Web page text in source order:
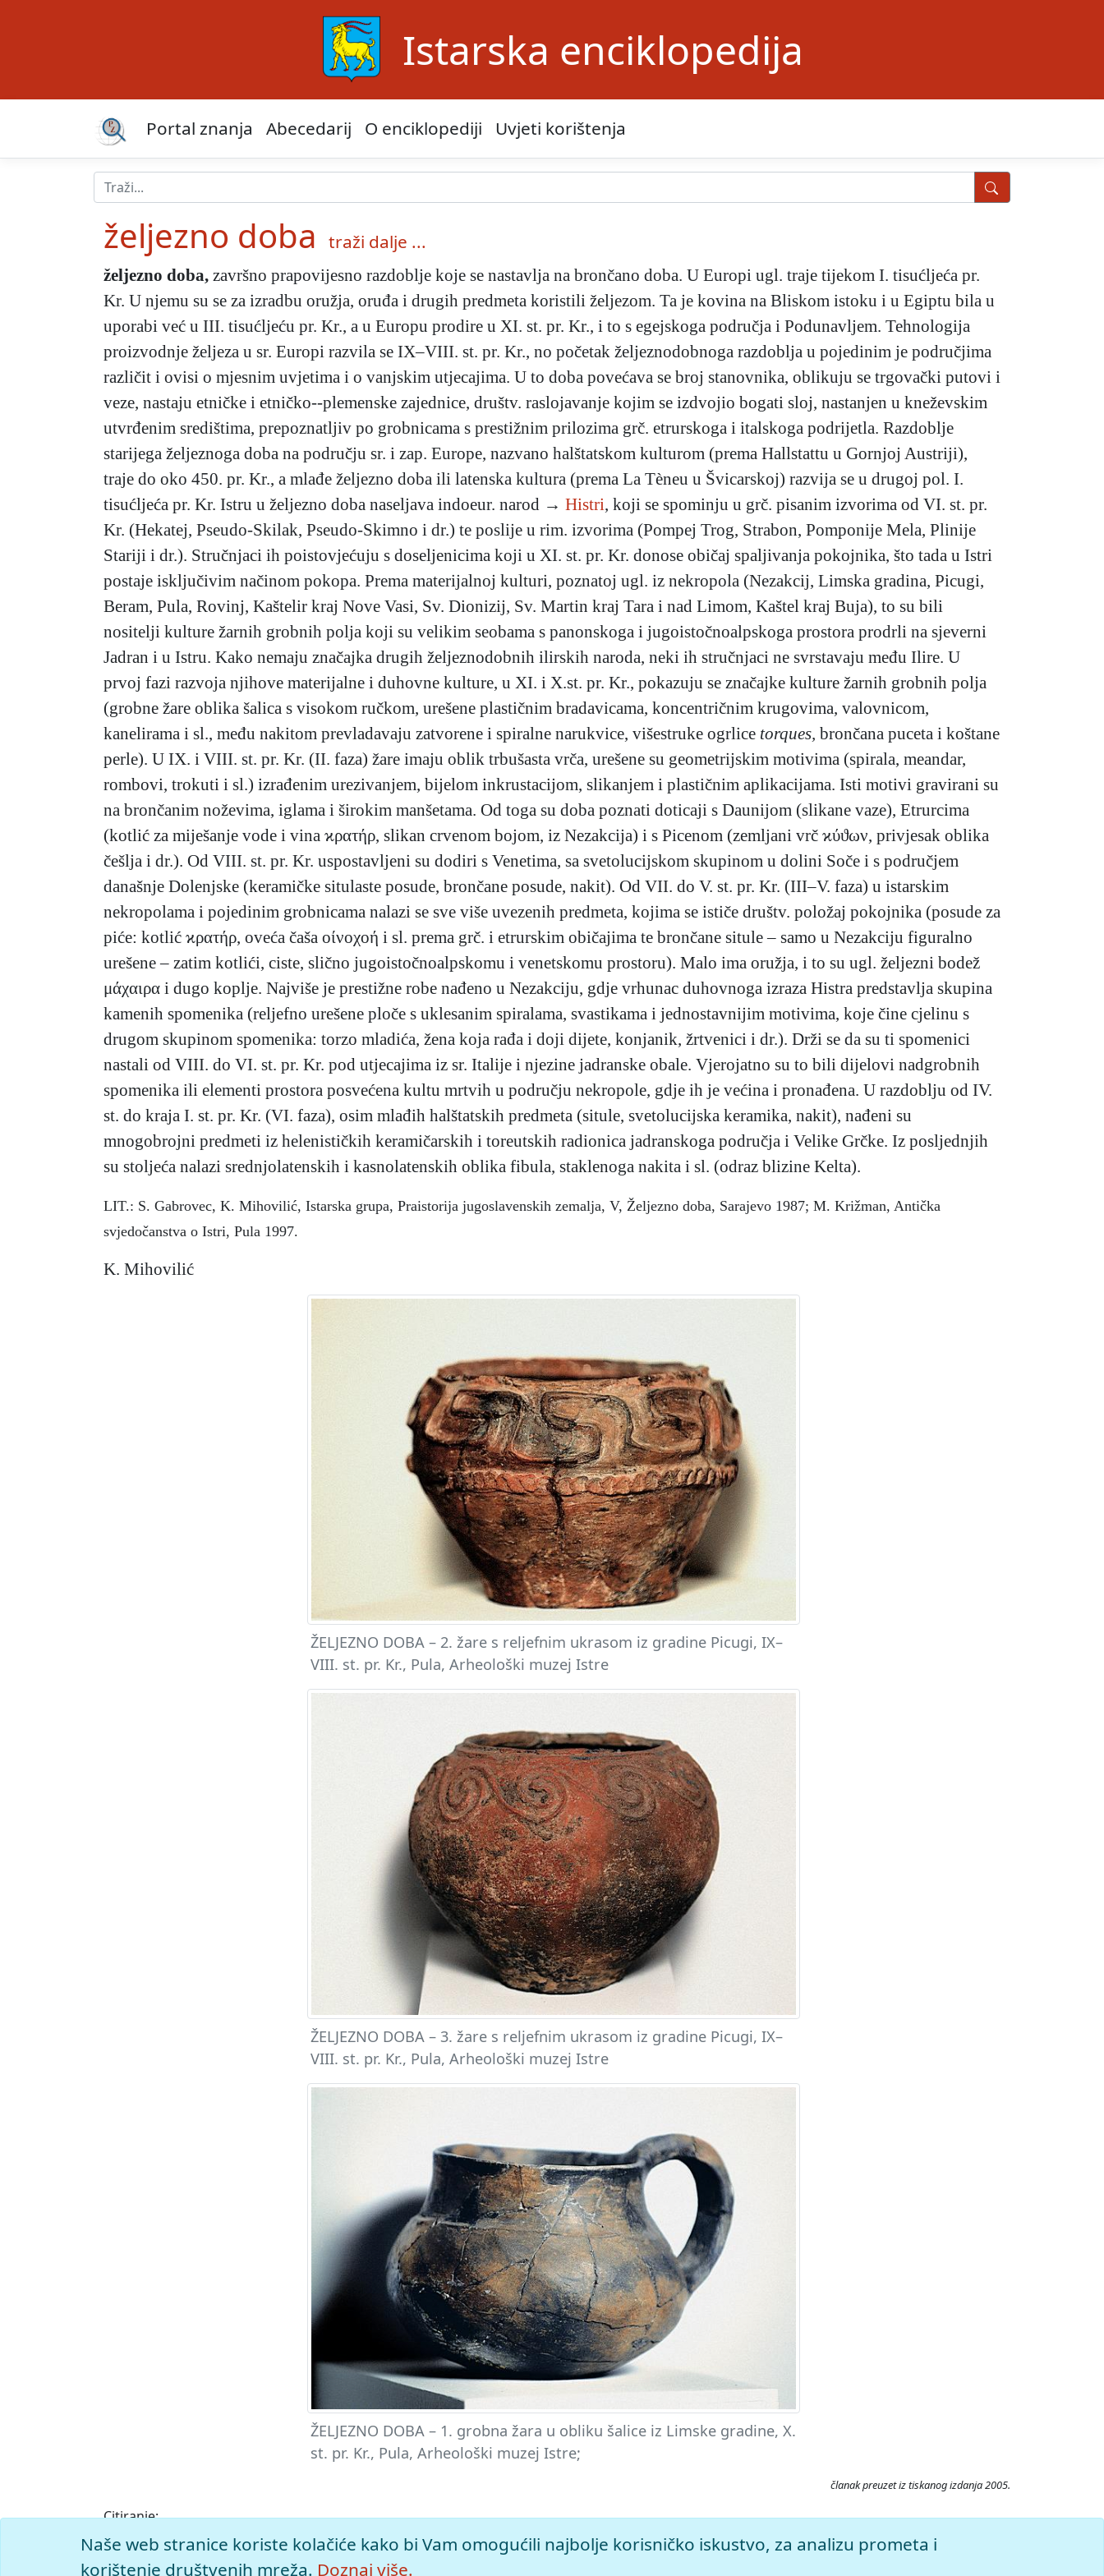
Istarska enciklopedija
Portal znanja Abecedarij O enciklopediji Uvjeti korištenja
željezno doba traži dalje ...
željezno doba, završno prapovijesno razdoblje koje se nastavlja na brončano doba. U Europi ugl. traje tijekom I. tisućljeća pr.
Kr. U njemu su se za izradbu oružja, oruđa i drugih predmeta koristili željezom. Ta je kovina na Bliskom istoku i u Egiptu bila u
uporabi već u III. tisućljeću pr. Kr., a u Europu prodire u XI. st. pr. Kr., i to s egejskoga područja i Podunavljem. Tehnologija
proizvodnje željeza u sr. Europi razvila se IX–VIII. st. pr. Kr., no početak željeznodobnoga razdoblja u pojedinim je područjima
različit i ovisi o mjesnim uvjetima i o vanjskim utjecajima. U to doba povećava se broj stanovnika, oblikuju se trgovački putovi i
veze, nastaju etničke i etničko--plemenske zajednice, društv. raslojavanje kojim se izdvojio bogati sloj, nastanjen u kneževskim
utvrđenim središtima, prepoznatljiv po grobnicama s prestižnim prilozima grč. etrurskoga i italskoga podrijetla. Razdoblje
starijega željeznoga doba na području sr. i zap. Europe, nazvano halštatskom kulturom (prema Hallstattu u Gornjoj Austriji),
traje do oko 450. pr. Kr., a mlađe željezno doba ili latenska kultura (prema La Tèneu u Švicarskoj) razvija se u drugoj pol. I.
tisućljeća pr. Kr. Istru u željezno doba naseljava indoeur. narod → Histri, koji se spominju u grč. pisanim izvorima od VI. st. pr.
Kr. (Hekatej, Pseudo-Skilak, Pseudo-Skimno i dr.) te poslije u rim. izvorima (Pompej Trog, Strabon, Pomponije Mela, Plinije
Stariji i dr.). Stručnjaci ih poistovjećuju s doseljenicima koji u XI. st. pr. Kr. donose običaj spaljivanja pokojnika, što tada u Istri
postaje isključivim načinom pokopa. Prema materijalnoj kulturi, poznatoj ugl. iz nekropola (Nezakcij, Limska gradina, Picugi,
Beram, Pula, Rovinj, Kaštelir kraj Nove Vasi, Sv. Dionizij, Sv. Martin kraj Tara i nad Limom, Kaštel kraj Buja), to su bili
nositelji kulture žarnih grobnih polja koji su velikim seobama s panonskoga i jugoistočnoalpskoga prostora prodrli na sjeverni
Jadran i u Istru. Kako nemaju značajka drugih željeznodobnih ilirskih naroda, neki ih stručnjaci ne svrstavaju među Ilire. U
prvoj fazi razvoja njihove materijalne i duhovne kulture, u XI. i X.st. pr. Kr., pokazuju se značajke kulture žarnih grobnih polja
(grobne žare oblika šalica s visokom ručkom, urešene plastičnim bradavicama, koncentričnim krugovima, valovnicom,
kanelirama i sl., među nakitom prevladavaju zatvorene i spiralne narukvice, višestruke ogrlice torques, brončana puceta i koštane
perle). U IX. i VIII. st. pr. Kr. (II. faza) žare imaju oblik trbušasta vrča, urešene su geometrijskim motivima (spirala, meandar,
rombovi, trokuti i sl.) izrađenim urezivanjem, bijelom inkrustacijom, slikanjem i plastičnim aplikacijama. Isti motivi gravirani su
na brončanim noževima, iglama i širokim manšetama. Od toga su doba poznati doticaji s Daunijom (slikane vaze), Etrurcima
(kotlić za miješanje vode i vina ϰρατήρ, slikan crvenom bojom, iz Nezakcija) i s Picenom (zemljani vrč ϰύϑων, privjesak oblika
češlja i dr.). Od VIII. st. pr. Kr. uspostavljeni su dodiri s Venetima, sa svetolucijskom skupinom u dolini Soče i s područjem
današnje Dolenjske (keramičke situlaste posude, brončane posude, nakit). Od VII. do V. st. pr. Kr. (III–V. faza) u istarskim
nekropolama i pojedinim grobnicama nalazi se sve više uvezenih predmeta, kojima se ističe društv. položaj pokojnika (posude za
piće: kotlić ϰρατήρ, oveća čaša οίνοχοή i sl. prema grč. i etrurskim običajima te brončane situle – samo u Nezakciju figuralno
urešene – zatim kotlići, ciste, slično jugoistočnoalpskomu i venetskomu prostoru). Malo ima oružja, i to su ugl. željezni bodež
μάχαιρα i dugo koplje. Najviše je prestižne robe nađeno u Nezakciju, gdje vrhunac duhovnoga izraza Histra predstavlja skupina
kamenih spomenika (reljefno urešene ploče s uklesanim spiralama, svastikama i jednostavnijim motivima, koje čine cjelinu s
drugom skupinom spomenika: torzo mladića, žena koja rađa i doji dijete, konjanik, žrtvenici i dr.). Drži se da su ti spomenici
nastali od VIII. do VI. st. pr. Kr. pod utjecajima iz sr. Italije i njezine jadranske obale. Vjerojatno su to bili dijelovi nadgrobnih
spomenika ili elementi prostora posvećena kultu mrtvih u području nekropole, gdje ih je većina i pronađena. U razdoblju od IV.
st. do kraja I. st. pr. Kr. (VI. faza), osim mlađih halštatskih predmeta (situle, svetolucijska keramika, nakit), nađeni su
mnogobrojni predmeti iz helenističkih keramičarskih i toreutskih radionica jadranskoga područja i Velike Grčke. Iz posljednjih
su stoljeća nalazi srednjolatenskih i kasnolatenskih oblika fibula, staklenoga nakita i sl. (odraz blizine Kelta).
LIT.: S. Gabrovec, K. Mihovilić, Istarska grupa, Praistorija jugoslavenskih zemalja, V, Željezno doba, Sarajevo 1987; M. Križman, Antička
svjedočanstva o Istri, Pula 1997.
K. Mihovilić
ŽELJEZNO DOBA – 2. žare s reljefnim ukrasom iz gradine Picugi, IX–
VIII. st. pr. Kr., Pula, Arheološki muzej Istre
ŽELJEZNO DOBA – 3. žare s reljefnim ukrasom iz gradine Picugi, IX–
VIII. st. pr. Kr., Pula, Arheološki muzej Istre
ŽELJEZNO DOBA – 1. grobna žara u obliku šalice iz Limske gradine, X.
st. pr. Kr., Pula, Arheološki muzej Istre;
članak preuzet iz tiskanog izdanja 2005.
Citiranje:
željezno doba.
Istarska enciklopedija (2005), mrežno izdanje.
Leksikografski zavod Miroslav Krleža, 2026. Pristupljeno 7.8.2026.
<https://istra.lzmk.hr/clanak/zeljezno-doba>.
Naše web stranice koriste kolačiće kako bi Vam omogućili najbolje korisničko iskustvo, za analizu prometa i
korištenje društvenih mreža. Doznaj više.